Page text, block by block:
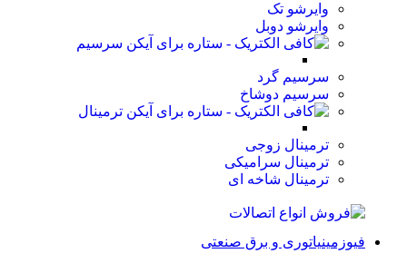
وایرشو تک
وایرشو دوبل
سرسیم
سرسیم گرد
سرسیم دوشاخ
ترمینال
ترمینال زوجی
ترمینال سرامیکی
ترمینال شاخه ای
فیوزمینیاتوری و برق صنعتی